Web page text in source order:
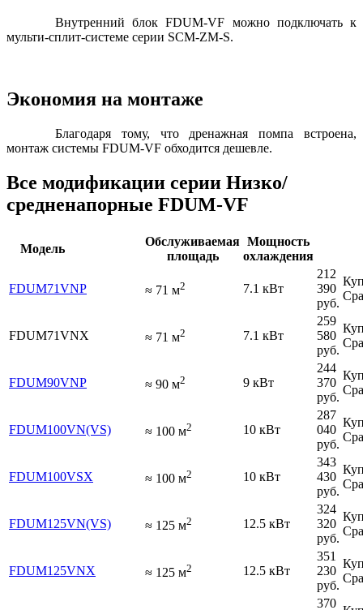
Внутренний блок FDUM-VF можно подключать к
мульти-сплит-системе серии SCM-ZM-S.
Экономия на монтаже
Благодаря тому, что дренажная помпа встроена,
монтаж системы FDUM-VF обходится дешевле.
Все модификации серии Низко/
средненапорные FDUM-VF
Модель
Обслуживаемая
площадь
Мощность
охлаждения
FDUM71VNP ≈ 71 м2 7.1 кВт
212
390
руб.
FDUM71VNX ≈ 71 м2 7.1 кВт
259
580
руб.
FDUM90VNP ≈ 90 м2 9 кВт
244
370
руб.
FDUM100VN(VS) ≈ 100 м2 10 кВт
287
040
руб.
FDUM100VSX ≈ 100 м2 10 кВт
343
430
руб.
FDUM125VN(VS) ≈ 125 м2 12.5 кВт
324
320
руб.
FDUM125VNX ≈ 125 м2 12.5 кВт
351
230
руб.
370